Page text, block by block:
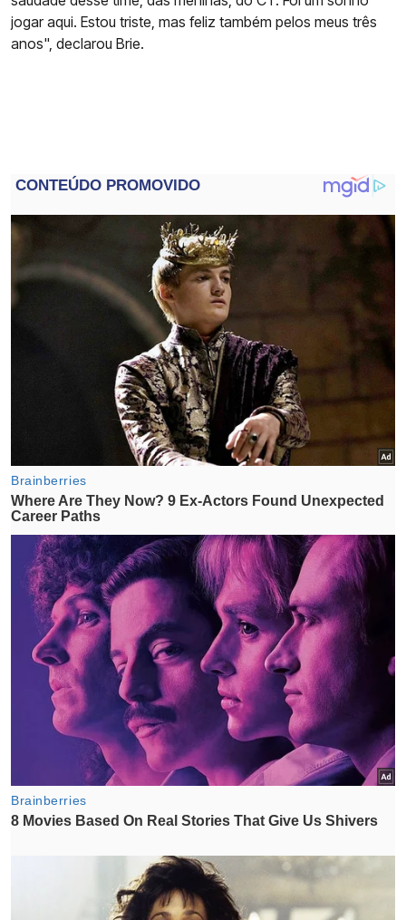
jogar aqui. Estou triste, mas feliz também pelos meus três
anos", declarou Brie.